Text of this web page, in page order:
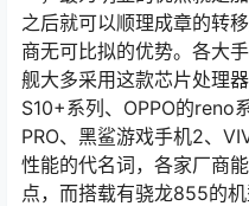
之后就可以顺理成章的转
商无可比拟的优势。各大
舰大多采用这款芯片处理
S10+系列、OPPO的reno
PRO、黑鲨游戏手机2、
性能的代名词，各家厂商
点，而搭载有骁龙855的